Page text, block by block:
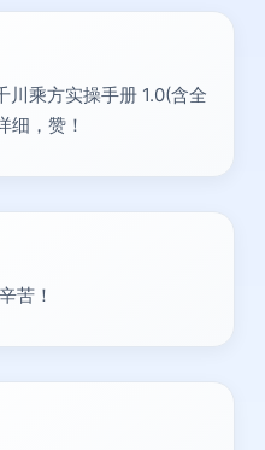
川乘方实操手册 1.0(含全
细，赞！
苦！